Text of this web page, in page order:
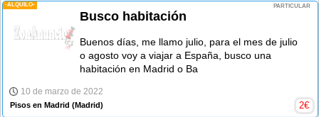
-ALQUILO- PARTICULAR
Busco habitación
Buenos días, me llamo julio, para el mes de julio
o agosto voy a viajar a España, busco una
habitación en Madrid o Ba
10 de marzo de 2022
Pisos en Madrid (Madrid) 2€